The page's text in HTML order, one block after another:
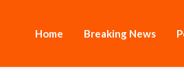
Home Breaking News